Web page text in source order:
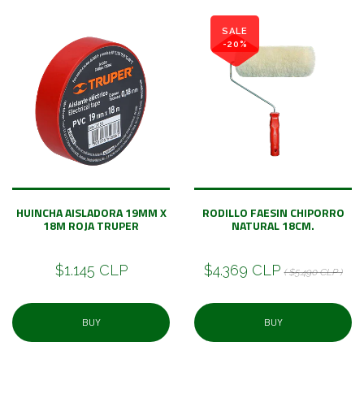
HUINCHA AISLADORA 19MM X
18M ROJA TRUPER
$1.145 CLP
BUY
SALE
-20%
RODILLO FAESIN CHIPORRO
NATURAL 18CM.
$4.369 CLP ( $5.490 CLP )
BUY